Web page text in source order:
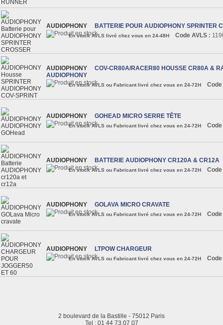
AUDIOPHONY BATTERIE POUR AUDIOPHONY SPRINTER
En stock AVLS livré chez vous en 24-48H Code AVLS :
AUDIOPHONY
COV-CR80A/RACER80 HOUSSE CR80A &
AUDIOPHONY
En stock AVLS ou Fabricant livré chez vous en 24-72H Code
AUDIOPHONY GOHEAD MICRO SERRE TÊTE
En stock AVLS ou Fabricant livré chez vous en 24-72H Code
AUDIOPHONY BATTERIE AUDIOPHONY CR120A & CR12A
En stock AVLS ou Fabricant livré chez vous en 24-72H Code
AUDIOPHONY GOLAVA MICRO CRAVATE
En stock AVLS ou Fabricant livré chez vous en 24-72H Code
AUDIOPHONY LTPOW CHARGEUR
En stock AVLS ou Fabricant livré chez vous en 24-72H Code
2 boulevard de la Bastille - 75012 Paris
Tel : 01 44 73 07 07